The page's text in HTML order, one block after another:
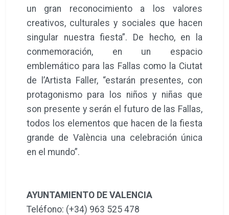
un gran reconocimiento a los valores
creativos, culturales y sociales que hacen
singular nuestra fiesta”. De hecho, en la
conmemoración, en un espacio
emblemático para las Fallas como la Ciutat
de l’Artista Faller, “estarán presentes, con
protagonismo para los niños y niñas que
son presente y serán el futuro de las Fallas,
todos los elementos que hacen de la fiesta
grande de València una celebración única
en el mundo”.
AYUNTAMIENTO DE VALENCIA
Teléfono: (+34) 963 525 478